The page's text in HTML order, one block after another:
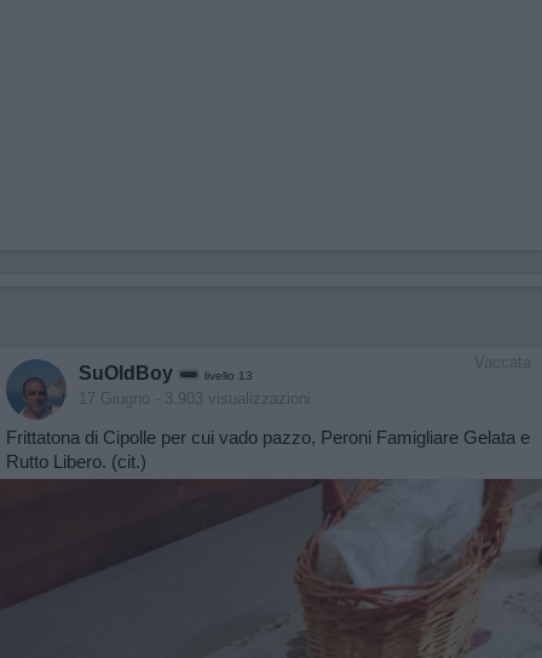
Vaccata
SuOldBoy livello 13
17 Giugno - 3.903 visualizzazioni
Frittatona di Cipolle per cui vado pazzo, Peroni Famigliare Gelata e
Rutto Libero. (cit.)